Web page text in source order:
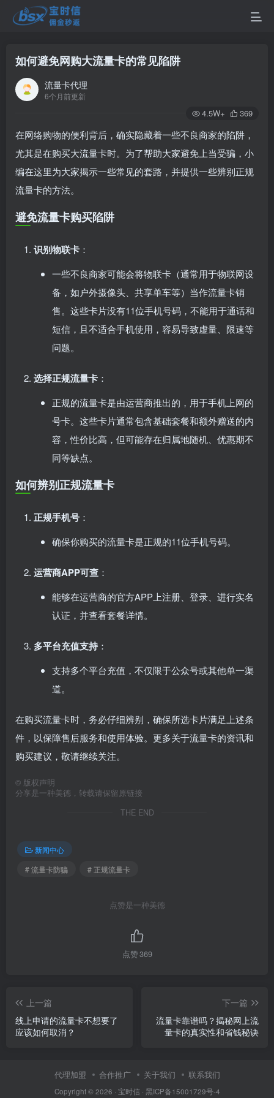
如何避免网购大流量卡的常见陷阱
流量卡代理
6个月前更新
4.5W+ 369
在网络购物的便利背后，确实隐藏着一些不良商家的陷阱，
尤其是在购买大流量卡时。为了帮助大家避免上当受骗，小
编在这里为大家揭示一些常见的套路，并提供一些辨别正规
流量卡的方法。
避免流量卡购买陷阱
识别物联卡 ：
一些不良商家可能会将物联卡（通常用于物联网设
备，如户外摄像头、共享单车等）当作流量卡销
售。这些卡片没有11位手机号码，不能用于通话和
短信，且不适合手机使用，容易导致虚量、限速等
问题。
选择正规流量卡 ：
正规的流量卡是由运营商推出的，用于手机上网的
号卡。这些卡片通常包含基础套餐和额外赠送的内
容，性价比高，但可能存在归属地随机、优惠期不
同等缺点。
如何辨别正规流量卡
正规手机号 ：
确保你购买的流量卡是正规的11位手机号码。
运营商APP可查 ：
能够在运营商的官方APP上注册、登录、进行实名
认证，并查看套餐详情。
多平台充值支持：
支持多个平台充值，不仅限于公众号或其他单一渠
道。
在购买流量卡时，务必仔细辨别，确保所选卡片满足上述条
件，以保障售后服务和使用体验。更多关于流量卡的资讯和
购买建议，敬请继续关注。
© 版权声明
分享是一种美德，转载请保留原链接
THE END
新闻中心
# 流量卡防骗
# 正规流量卡
点赞是一种美德
点赞369
上一篇
线上申请的流量卡不想要了
应该如何取消？
下一篇
流量卡靠谱吗？揭秘网上流
量卡的真实性和省钱秘诀
代理加盟 合作推广 关于我们 联系我们
Copyright © 2026 · 宝时信· 黑ICP备15001729号-4